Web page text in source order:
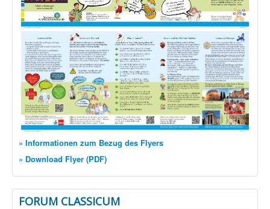
» Informationen zum Bezug des Flyers
» Download Flyer (PDF)
FORUM CLASSICUM